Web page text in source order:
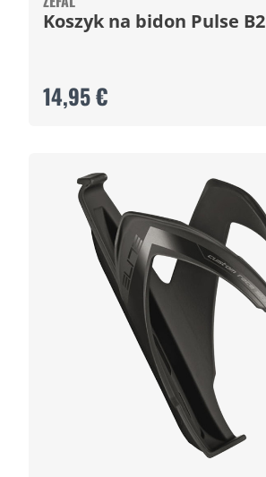
Koszyk na bidon Pulse B2
14,95 €